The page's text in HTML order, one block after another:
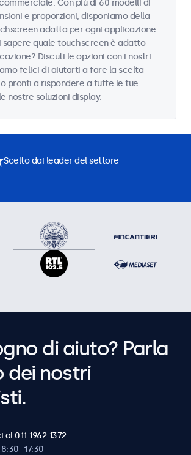
Con più di 60 modelli di
e proporzioni, disponiamo della
adatta per ogni applicazione.
sapere quale touchscreen è adatto
Discuti le opzioni con i nostri
felici di aiutarti a fare la scelta
pronti a rispondere a tutte le tue
nostre soluzioni display.
Scelto dai leader del settore
di aiuto? Parla
dei nostri
011 1962 1372